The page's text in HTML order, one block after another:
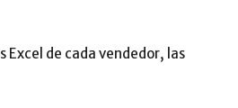
Excel de cada vendedor, las